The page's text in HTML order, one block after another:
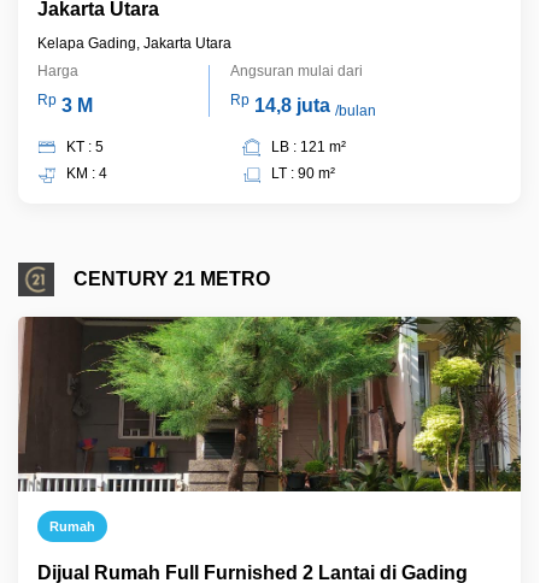
Jakarta Utara
Kelapa Gading, Jakarta Utara
Harga
Rp 3 M
Angsuran mulai dari
Rp 14,8 juta /bulan
KT : 5
KM : 4
LB : 121 m²
LT : 90 m²
CENTURY 21 METRO
Rumah
Dijual Rumah Full Furnished 2 Lantai di Gading